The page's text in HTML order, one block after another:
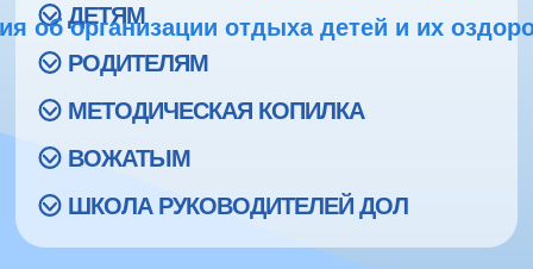
об организации отдыха детей и их
ДЕТЯМ
РОДИТЕЛЯМ
МЕТОДИЧЕСКАЯ КОПИЛКА
ВОЖАТЫМ
ШКОЛА РУКОВОДИТЕЛЕЙ ДОЛ